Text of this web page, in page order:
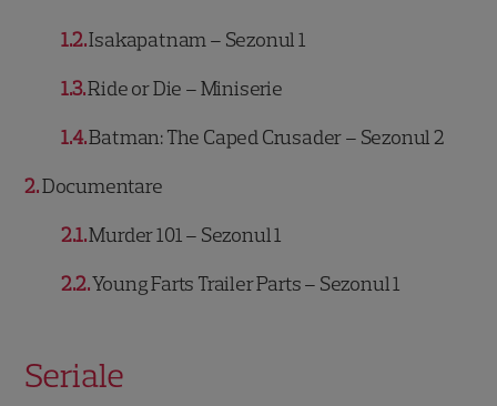
1.2Isakapatnam – Sezonul 1
1.3Ride or Die – Miniserie
1.4Batman: The Caped Crusader – Sezonul 2
2 Documentare
2.1Murder 101 – Sezonul 1
2.2Young Farts Trailer Parts – Sezonul 1
Seriale